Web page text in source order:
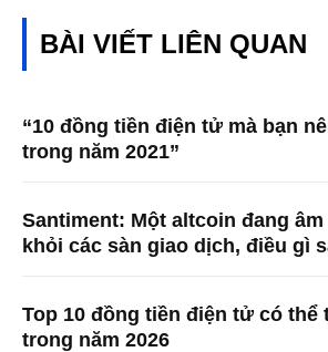
BÀI VIẾT LIÊN QUAN
“10 đồng tiền điện tử mà bạn
trong năm 2021”
Santiment: Một altcoin đang
khỏi các sàn giao dịch, điều gì
Top 10 đồng tiền điện tử có thể
trong năm 2026